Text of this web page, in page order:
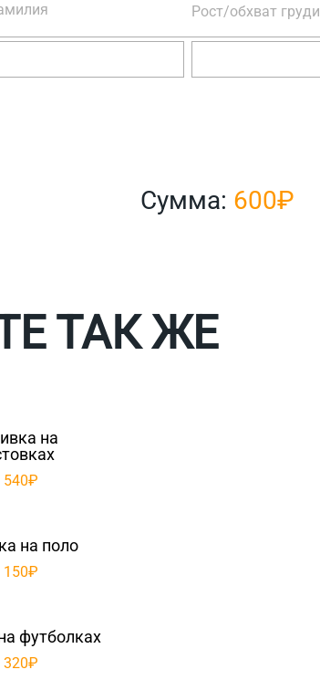
Рост/обхват груди
Сумма: 600₽
ТАК ЖЕ
на
540₽
на поло
150₽
футболках
320₽